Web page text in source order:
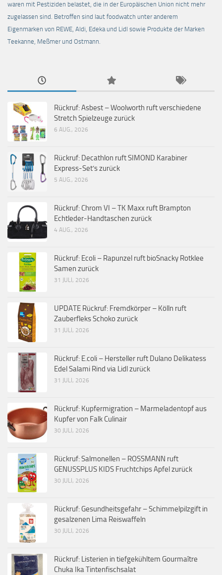
waren mit Pestiziden belastet, die in der Europäischen Union nicht mehr
zugelassen sind. Betroffen sind laut foodwatch unter anderem
Eigenmarken von REWE, Aldi, Edeka und Lidl sowie Produkte der Marken
Teekanne, Meßmer und Ostmann.
Rückruf: Asbest – Woolworth ruft verschiedene
Stretch Spielzeuge zurück
6 AUG., 2026
Rückruf: Decathlon ruft SIMOND Karabiner
Express-Set’s zurück
5 AUG., 2026
Rückruf: Chrom VI – TK Maxx ruft Brampton
Echtleder-Handtaschen zurück
4 AUG., 2026
Rückruf: Ecoli – Rapunzel ruft bioSnacky Rotklee
Samen zurück
31 JULI, 2026
UPDATE Rückruf: Fremdkörper – Kölln ruft
Zauberfleks Schoko zurück
31 JULI, 2026
Rückruf: E.coli – Hersteller ruft Dulano Delikatess
Edel Salami Rind via Lidl zurück
31 JULI, 2026
Rückruf: Kupfermigration – Marmeladentopf aus
Kupfer von Falk Culinair
30 JULI, 2026
Rückruf: Salmonellen – ROSSMANN ruft
GENUSSPLUS KIDS Fruchtchips Apfel zurück
30 JULI, 2026
Rückruf: Gesundheitsgefahr – Schimmelpilzgift in
gesalzenen Lima Reiswaffeln
30 JULI, 2026
Rückruf: Listerien in tiefgekühltem Gourmaître
Chuka Ika Tintenfischsalat